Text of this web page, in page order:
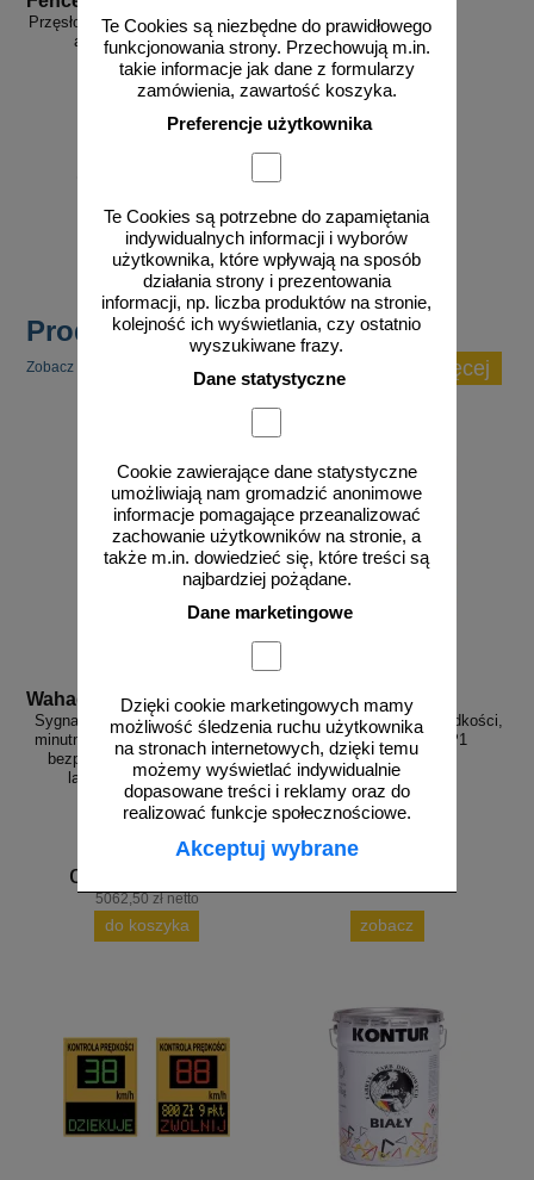
Te Cookies są niezbędne do prawidłowego
funkcjonowania strony. Przechowują m.in.
takie informacje jak dane z formularzy
zamówienia, zawartość koszyka.
Preferencje użytkownika
Te Cookies są potrzebne do zapamiętania
indywidualnych informacji i wyborów
użytkownika, które wpływają na sposób
działania strony i prezentowania
informacji, np. liczba produktów na stronie,
kolejność ich wyświetlania, czy ostatnio
wyszukiwane frazy.
Dane statystyczne
Cookie zawierające dane statystyczne
umożliwiają nam gromadzić anonimowe
informacje pomagające przeanalizować
zachowanie użytkowników na stronie, a
także m.in. dowiedzieć się, które treści są
najbardziej pożądane.
Dane marketingowe
Dzięki cookie marketingowych mamy
możliwość śledzenia ruchu użytkownika
na stronach internetowych, dzięki temu
możemy wyświetlać indywidualnie
dopasowane treści i reklamy oraz do
realizować funkcje społecznościowe.
Akceptuj wybrane
Przęsło ogrodzenia budowlanego -
ażurowe zaokrąglone
do koszyka
Produkty popularne
Zobacz inne popularne produkty w tej kategorii. zobacz więcej
Wahadlo 20 min
Sygnalizacja świetlna drogowa z
minutnikiem, tymczasowa, LED,
bezprzewodowa, wahadłowa,
lampy 20 cm - komplet
od 6226,88 zł
5062,50 zł netto
do koszyka
3D_MP-DP1
Radarowy wyświetlacz prędkości,
radar drogowy MP-DP1
zobacz